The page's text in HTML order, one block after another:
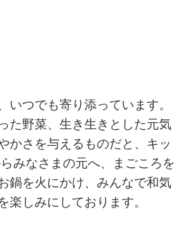
つでも寄り添っています。
た野菜、生き生きとした元気
かさを与えるものだと、キッ
みなさまの元へ、まごころを
鍋を火にかけ、みんなで和気
しみにしております。